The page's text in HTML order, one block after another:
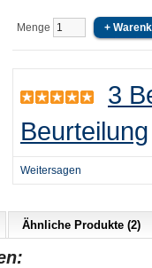
Menge
3
Beurteilung
Weitersagen
Ähnliche Produkte (2)